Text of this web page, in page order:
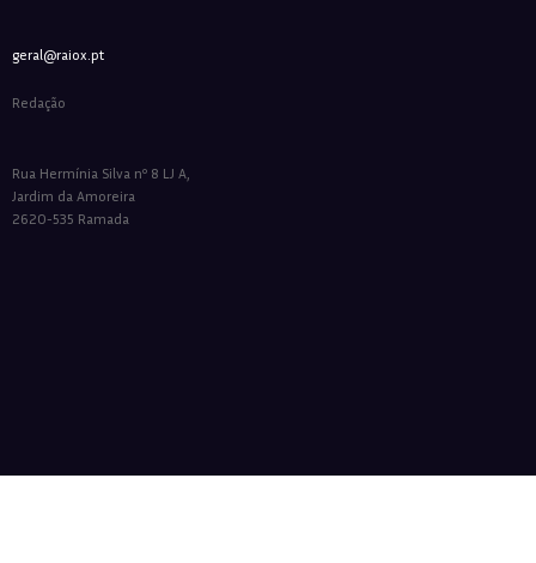
geral@raiox.pt
Redação
Rua Hermínia Silva nº 8 LJ A,
Jardim da Amoreira
2620-535 Ramada